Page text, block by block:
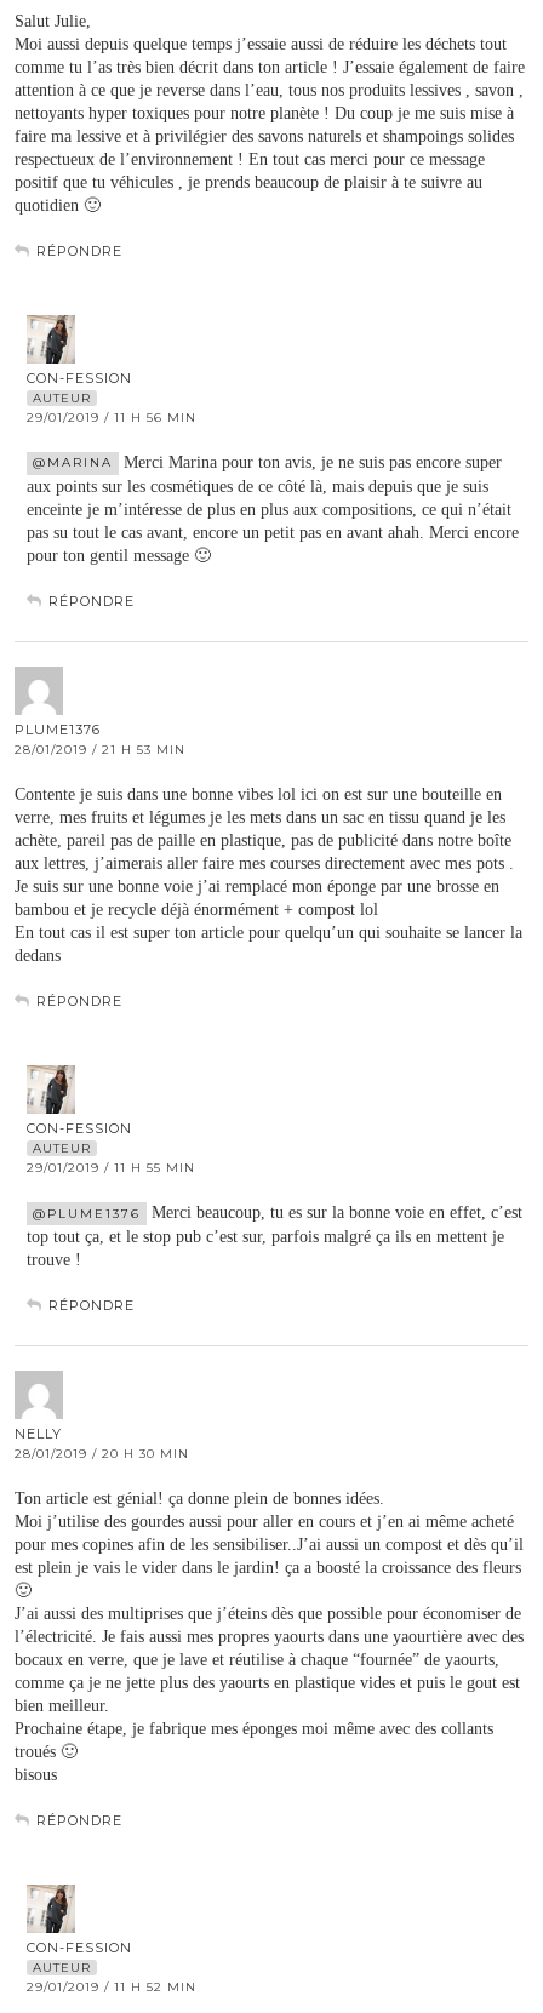
Salut Julie,
Moi aussi depuis quelque temps j’essaie aussi de réduire les déchets tout
comme tu l’as très bien décrit dans ton article ! J’essaie également de faire
attention à ce que je reverse dans l’eau, tous nos produits lessives , savon ,
nettoyants hyper toxiques pour notre planète ! Du coup je me suis mise à
faire ma lessive et à privilégier des savons naturels et shampoings solides
respectueux de l’environnement ! En tout cas merci pour ce message
positif que tu véhicules , je prends beaucoup de plaisir à te suivre au
quotidien 🙂
RÉPONDRE
CON-FESSION
AUTEUR
29/01/2019 / 11 H 56 MIN
@MARINA
Merci Marina pour ton avis, je ne suis pas encore super
aux points sur les cosmétiques de ce côté là, mais depuis que je suis
enceinte je m’intéresse de plus en plus aux compositions, ce qui n’était
pas su tout le cas avant, encore un petit pas en avant ahah. Merci encore
pour ton gentil message 🙂
RÉPONDRE
PLUME1376
28/01/2019 / 21 H 53 MIN
Contente je suis dans une bonne vibes lol ici on est sur une bouteille en
verre, mes fruits et légumes je les mets dans un sac en tissu quand je les
achète, pareil pas de paille en plastique, pas de publicité dans notre boîte
aux lettres, j’aimerais aller faire mes courses directement avec mes pots .
Je suis sur une bonne voie j’ai remplacé mon éponge par une brosse en
bambou et je recycle déjà énormément + compost lol
En tout cas il est super ton article pour quelqu’un qui souhaite se lancer la
dedans
RÉPONDRE
CON-FESSION
AUTEUR
29/01/2019 / 11 H 55 MIN
@PLUME1376
Merci beaucoup, tu es sur la bonne voie en effet, c’est
top tout ça, et le stop pub c’est sur, parfois malgré ça ils en mettent je
trouve !
RÉPONDRE
NELLY
28/01/2019 / 20 H 30 MIN
Ton article est génial! ça donne plein de bonnes idées.
Moi j’utilise des gourdes aussi pour aller en cours et j’en ai même acheté
pour mes copines afin de les sensibiliser..J’ai aussi un compost et dès qu’il
est plein je vais le vider dans le jardin! ça a boosté la croissance des fleurs
🙂
J’ai aussi des multiprises que j’éteins dès que possible pour économiser de
l’électricité. Je fais aussi mes propres yaourts dans une yaourtière avec des
bocaux en verre, que je lave et réutilise à chaque “fournée” de yaourts,
comme ça je ne jette plus des yaourts en plastique vides et puis le gout est
bien meilleur.
Prochaine étape, je fabrique mes éponges moi même avec des collants
troués 🙂
bisous
RÉPONDRE
CON-FESSION
AUTEUR
29/01/2019 / 11 H 52 MIN